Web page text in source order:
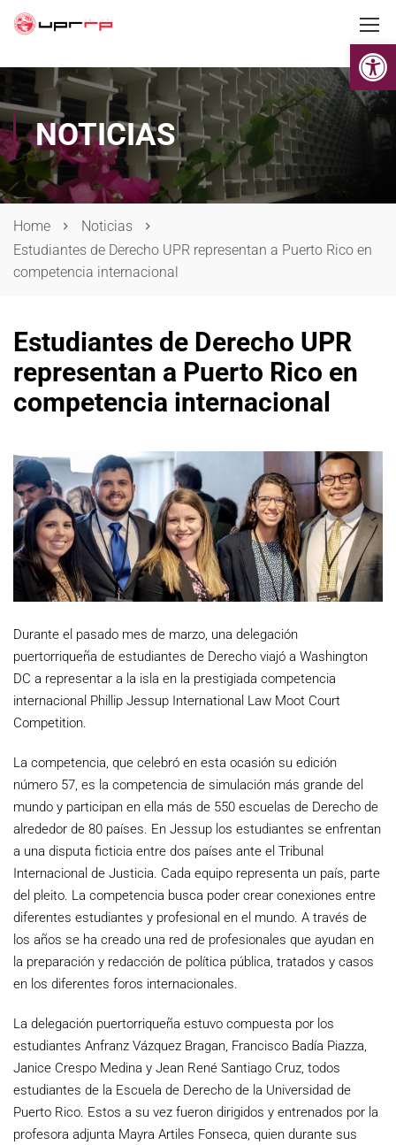
NOTICIAS
Home
Noticias
Estudiantes de Derecho UPR representan a Puerto Rico en
competencia internacional
Estudiantes de Derecho UPR
representan a Puerto Rico en
competencia internacional
Durante el pasado mes de marzo, una delegación
puertorriqueña de estudiantes de Derecho viajó a Washington
DC a representar a la isla en la prestigiada competencia
internacional Phillip Jessup International Law Moot Court
Competition.
La competencia, que celebró en esta ocasión su edición
número 57, es la competencia de simulación más grande del
mundo y participan en ella más de 550 escuelas de Derecho de
alrededor de 80 países. En Jessup los estudiantes se enfrentan
a una disputa ficticia entre dos países ante el Tribunal
Internacional de Justicia. Cada equipo representa un país, parte
del pleito. La competencia busca poder crear conexiones entre
diferentes estudiantes y profesional en el mundo. A través de
los años se ha creado una red de profesionales que ayudan en
la preparación y redacción de política pública, tratados y casos
en los diferentes foros internacionales.
La delegación puertorriqueña estuvo compuesta por los
estudiantes Anfranz Vázquez Bragan, Francisco Badía Piazza,
Janice Crespo Medina y Jean René Santiago Cruz, todos
estudiantes de la Escuela de Derecho de la Universidad de
Puerto Rico. Estos a su vez fueron dirigidos y entrenados por la
profesora adjunta Mayra Artiles Fonseca, quien durante sus